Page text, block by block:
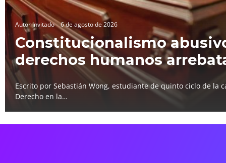
Autor Invitado 6 de agosto de 2026
Constitucionalismo
derechos humanos
Escrito por Sebastián Wong, estudiante de quinto ciclo de la
Derecho en la…